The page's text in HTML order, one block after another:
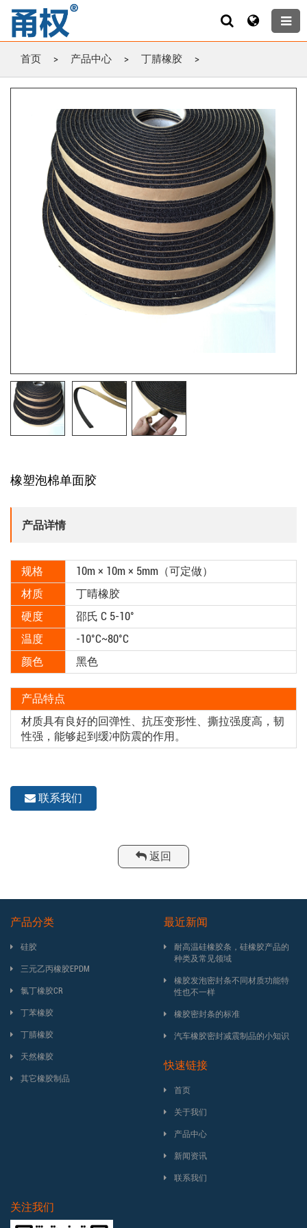
首页 > 产品中心 > 丁腈橡胶 >
橡塑泡棉单面胶
产品详情
规格
10m × 10m × 5mm（可定做）
材质
丁晴橡胶
硬度
邵氏 C 5-10°
温度
-10°C~80°C
颜色
黑色
产品特点
材质具有良好的回弹性、抗压变形性、撕拉强度高，韧
性强，能够起到缓冲防震的作用。
联系我们
返回
产品分类
硅胶
三元乙丙橡胶EPDM
氯丁橡胶CR
丁苯橡胶
丁腈橡胶
天然橡胶
其它橡胶制品
最近新闻
耐高温硅橡胶条，硅橡胶产品的
种类及常见领域
橡胶发泡密封条不同材质功能特
性也不一样
橡胶密封条的标准
汽车橡胶密封减震制品的小知识
快速链接
首页
关于我们
产品中心
新闻资讯
联系我们
关注我们